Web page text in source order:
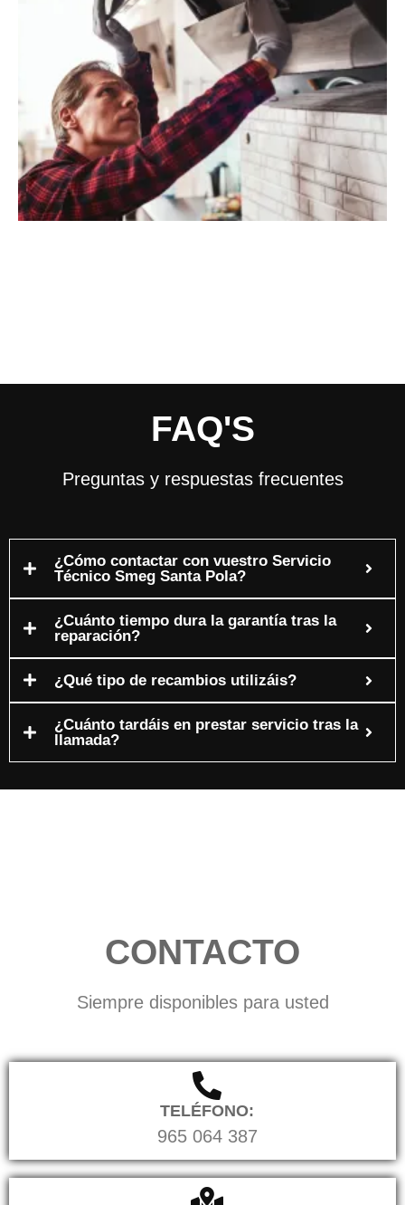
FAQ'S
Preguntas y respuestas frecuentes
¿Cómo contactar con vuestro Servicio
Técnico Smeg Santa Pola?
¿Cuánto tiempo dura la garantía tras la
reparación?
¿Qué tipo de recambios utilizáis?
¿Cuánto tardáis en prestar servicio tras la
llamada?
CONTACTO
Siempre disponibles para usted
TELÉFONO:
965 064 387